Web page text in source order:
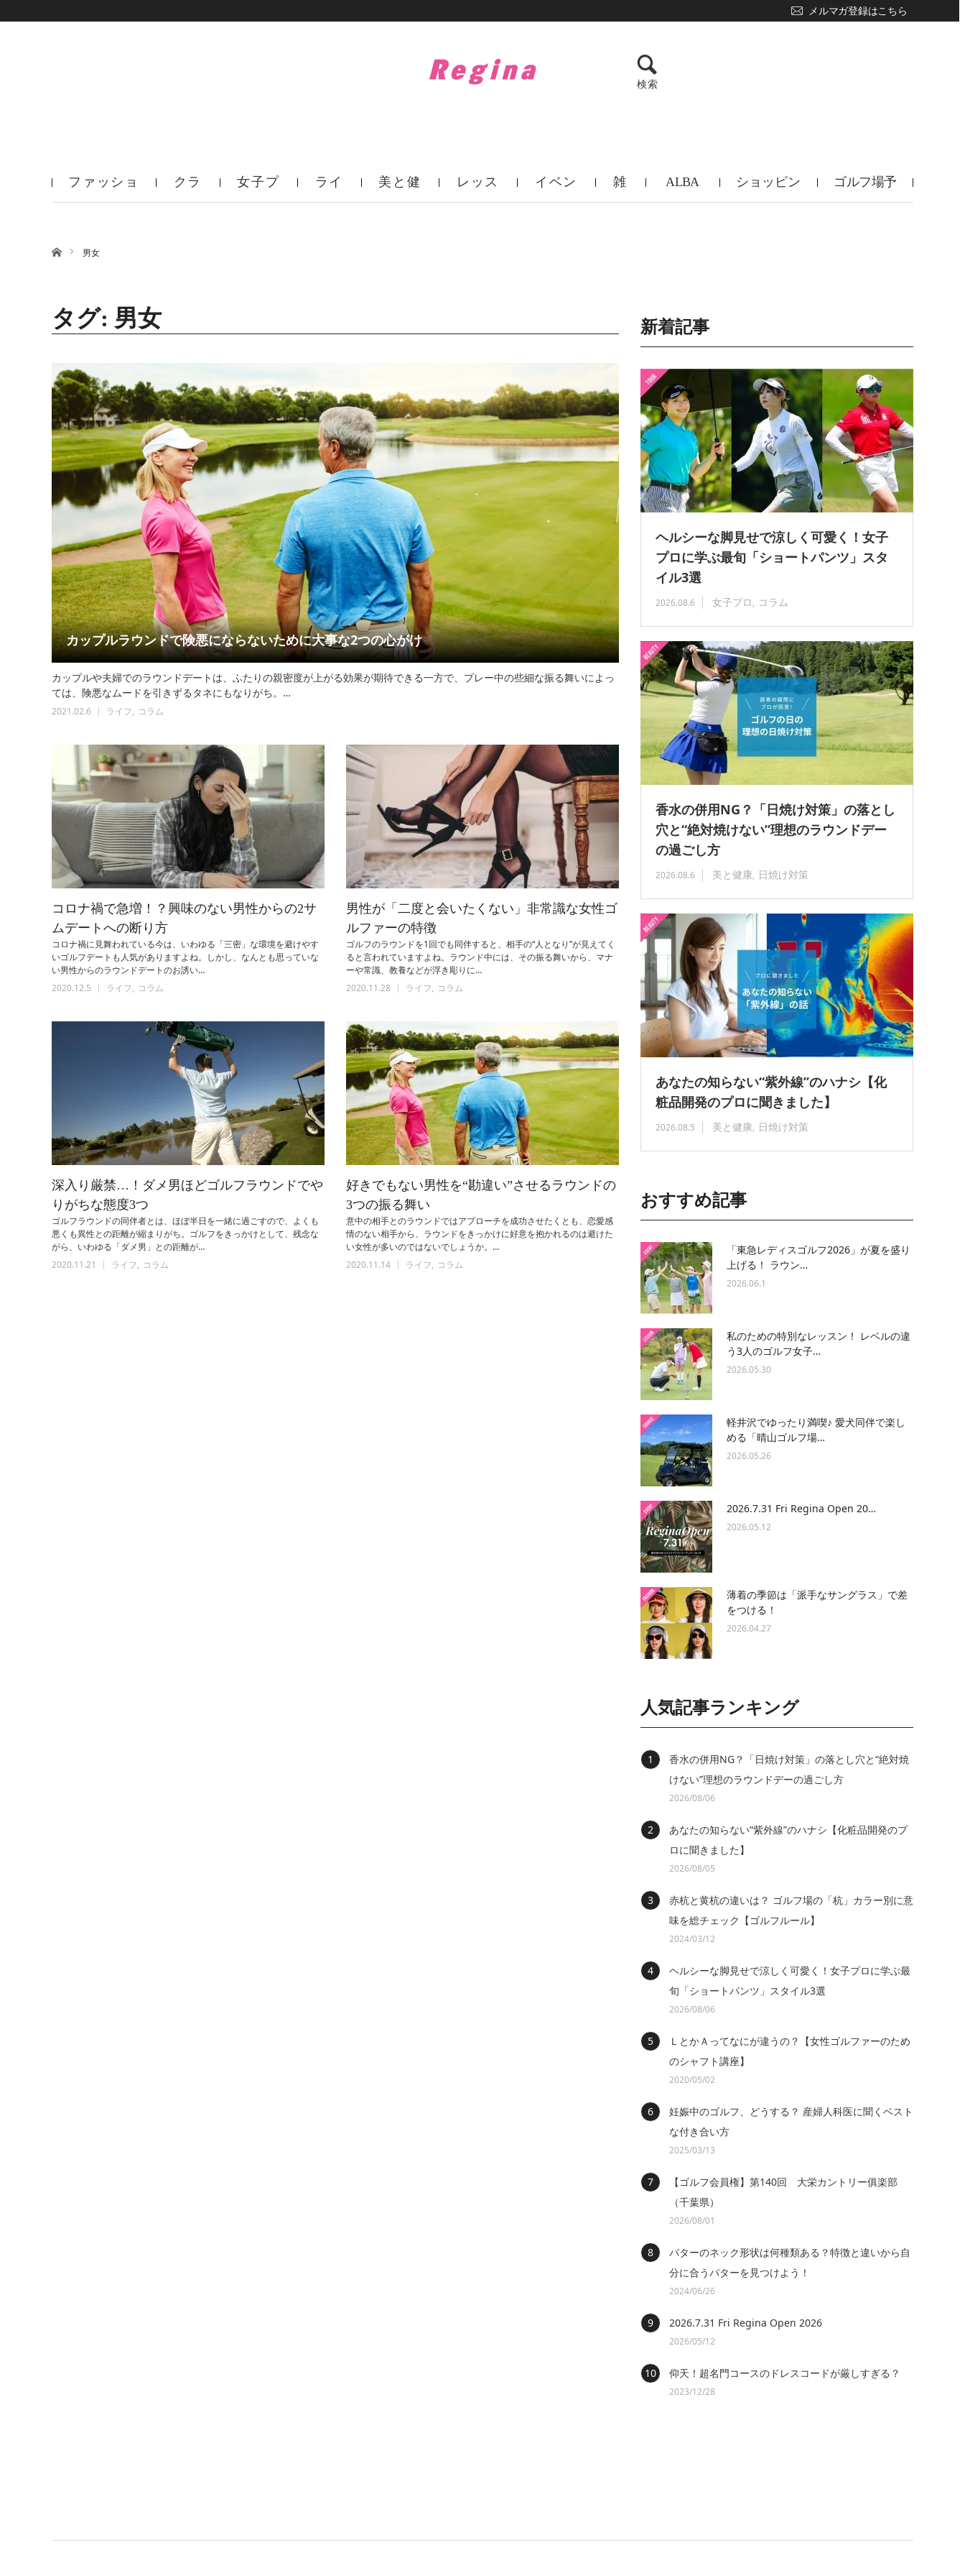
ファッショ クラ 女子プ ライ 美と健 レッス イベン 雑 ALBA ショッピン ゴルフ場予
メルマガ登録はこちら
検索
ホーム男女
タグ: 男女
カップルラウンドで険悪にならないために大事な2つの心がけ
カップルや夫婦でのラウンドデートは、ふたりの親密度が上がる効果が期待できる一方で、プレー中の些細な振る舞いによっ
ては、険悪なムードを引きずるタネにもなりがち。…
2021.02.6 ライフ コラム
コロナ禍で急増！？興味のない男性からの2サ
ムデートへの断り方
コロナ禍に見舞われている今は、いわゆる「三密」な環境を避けやす
いゴルフデートも人気がありますよね。しかし、なんとも思っていな
い男性からのラウンドデートのお誘い…
2020.12.5
ライフ コラム
男性が「二度と会いたくない」非常識な女性ゴ
ルファーの特徴
ゴルフのラウンドを1回でも同伴すると、相手の“人となり”が見えてく
ると言われていますよね。ラウンド中には、その振る舞いから、マナ
ーや常識、教養などが浮き彫りに…
2020.11.28
ライフ コラム
深入り厳禁…！ダメ男ほどゴルフラウンドでや
りがちな態度3つ
ゴルフラウンドの同伴者とは、ほぼ半日を一緒に過ごすので、よくも
悪くも異性との距離が縮まりがち。ゴルフをきっかけとして、残念な
がら、いわゆる「ダメ男」との距離が…
2020.11.21
ライフ コラム
好きでもない男性を“勘違い”させるラウンドの
3つの振る舞い
意中の相手とのラウンドではアプローチを成功させたくとも、恋愛感
情のない相手から、ラウンドをきっかけに好意を抱かれるのは避けた
い女性が多いのではないでしょうか。…
2020.11.14
ライフ コラム
新着記事
ヘルシーな脚見せで涼しく可愛く！女子
プロに学ぶ最旬「ショートパンツ」スタ
イル3選
2026.08.6 女子プロ コラム
香水の併用NG？「日焼け対策」の落とし
穴と“絶対焼けない”理想のラウンドデー
の過ごし方
2026.08.6 美と健康 日焼け対策
あなたの知らない“紫外線”のハナシ【化
粧品開発のプロに聞きました】
2026.08.5 美と健康 日焼け対策
おすすめ記事
「東急レディスゴルフ2026」が夏を盛り
上げる！ ラウン…
2026.06.1
私のための特別なレッスン！ レベルの違
う3人のゴルフ女子…
2026.05.30
軽井沢でゆったり満喫♪ 愛犬同伴で楽し
める「晴山ゴルフ場…
2026.05.26
2026.7.31 Fri Regina Open 20…
2026.05.12
薄着の季節は「派手なサングラス」で差
をつける！
2026.04.27
人気記事ランキング
香水の併用NG？「日焼け対策」の落とし穴と“絶対焼
けない”理想のラウンドデーの過ごし方
2026/08/06
あなたの知らない“紫外線”のハナシ【化粧品開発のプ
ロに聞きました】
2026/08/05
赤杭と黄杭の違いは？ ゴルフ場の「杭」カラー別に意
味を総チェック【ゴルフルール】
2024/03/12
ヘルシーな脚見せで涼しく可愛く！女子プロに学ぶ最
旬「ショートパンツ」スタイル3選
2026/08/06
ＬとかＡってなにが違うの？【女性ゴルファーのため
のシャフト講座】
2020/05/02
妊娠中のゴルフ、どうする？ 産婦人科医に聞くベスト
な付き合い方
2025/03/13
【ゴルフ会員権】第140回 大栄カントリー俱楽部
（千葉県）
2026/08/01
パターのネック形状は何種類ある？特徴と違いから自
分に合うパターを見つけよう！
2024/06/26
2026.7.31 Fri Regina Open 2026
2026/05/12
仰天！超名門コースのドレスコードが厳しすぎる？
2023/12/28